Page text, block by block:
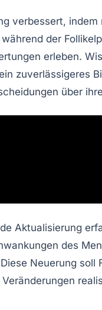
verbessert,
der
erleben.
zuverlässigeres
über
Aktualisierung
des
Neuerung